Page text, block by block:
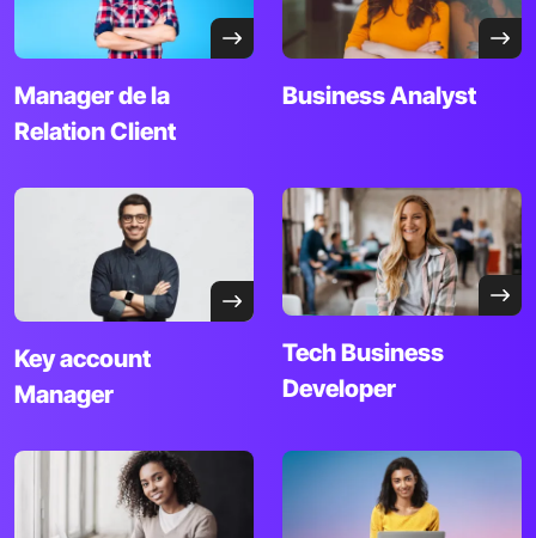
Manager de la
Relation Client
Business Analyst
Key account
Manager
TechBusiness
Developer